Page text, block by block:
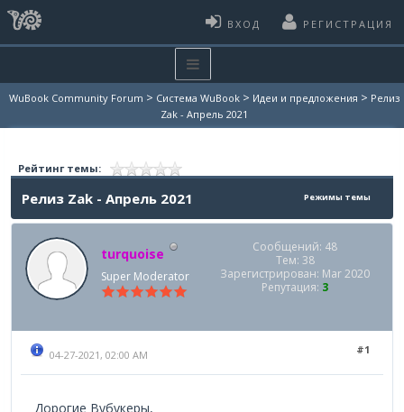
ВХОД РЕГИСТРАЦИЯ
WuBook Community Forum > Система WuBook > Идеи и предложения > Релиз
Zak - Апрель 2021
Рейтинг темы:
Режимы темы
Релиз Zak - Апрель 2021
turquoise
Super Moderator
Сообщений: 48
Тем: 38
Зарегистрирован: Mar 2020
Репутация: 3
#1
04-27-2021, 02:00 AM
Дорогие Вубукеры,